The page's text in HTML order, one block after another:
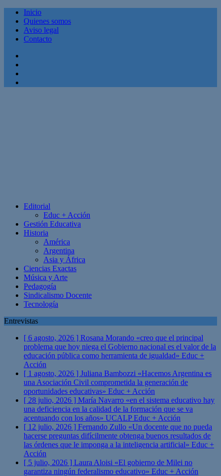
Inicio
Quienes somos
Aviso legal
Contacto
Editorial
Educ + Acción
Gestión Educativa
Historia
América
Argentina
Asia y África
Ciencias Exactas
Música y Arte
Pedagogía
Sindicalismo Docente
Tecnología
Entrevistas
[ 6 agosto, 2026 ] Rosana Morando «creo que el principal
problema que hoy niega el Gobierno nacional es el valor de la
educación pública como herramienta de igualdad» Educ +
Acción
[ 1 agosto, 2026 ] Juliana Bambozzi «Hacemos Argentina es
una Asociación Civil comprometida la generación de
oportunidades educativas» Educ + Acción
[ 28 julio, 2026 ] María Navarro «en el sistema educativo hay
una deficiencia en la calidad de la formación que se va
acentuando con los años» UCALPEduc + Acción
[ 12 julio, 2026 ] Fernando Zullo «Un docente que no pueda
hacerse preguntas difícilmente obtenga buenos resultados de
las órdenes que le imponga a la inteligencia artificial» Educ +
Acción
[ 5 julio, 2026 ] Laura Aloisi «El gobierno de Milei no
garantiza ningún federalismo educativo» Educ + Acción